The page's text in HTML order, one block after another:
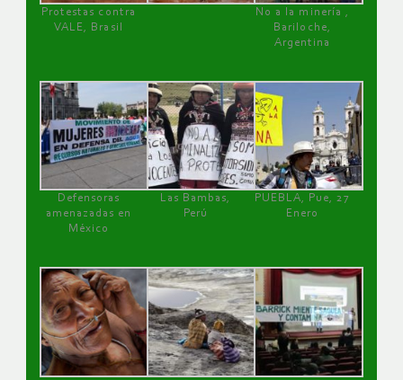
Protestas contra
VALE, Brasil
No a la minería ,
Bariloche,
Argentina
Defensoras
amenazadas en
México
Las Bambas,
Perú
PUEBLA, Pue, 27
Enero